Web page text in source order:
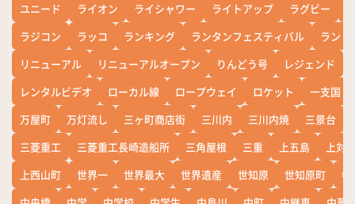
ユニード
ライオン ライシャワー ライトアップ ラグビー
ラジコン
ラッコ ランキング ランタンフェスティバル
ランド
リニューアル
リニューアルオープン りんどう号 レジェンド
レンタルビデオ
ローカル線 ロープウェイ ロケット
一支国
万屋町
万灯流し 三ヶ町商店街 三川内 三川内焼 三景台
三菱重工
三菱重工長崎造船所 三角屋根 三重 上五島
上対
上西山町
世界一 世界最大 世界遺産 世知原 世知原町
中